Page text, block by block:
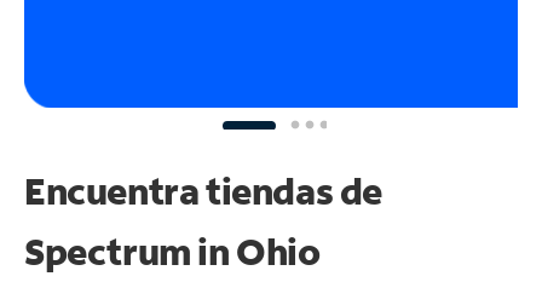
Encuentra tiendas de
Spectrumin Ohio